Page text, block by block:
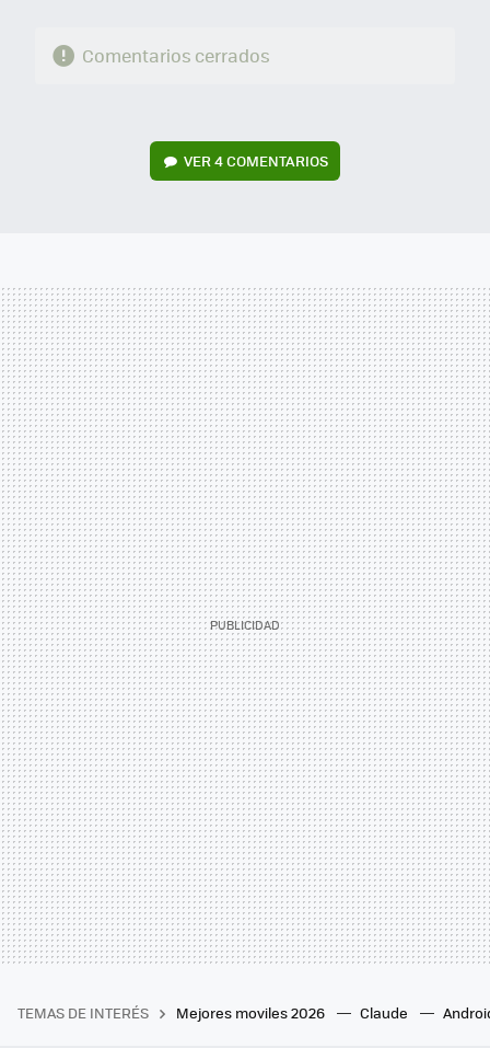
Comentarios cerrados
VER4 COMENTARIOS
TEMAS DE INTERÉS Mejores moviles 2026 Claude